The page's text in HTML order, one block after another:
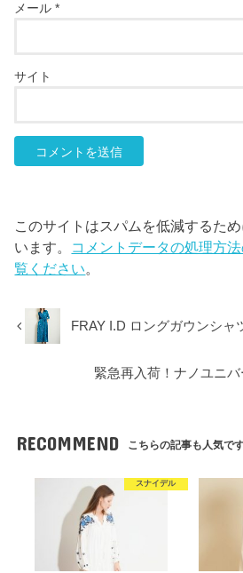
メール*
サイト
このサイトはスパムを低減するた
います。 コメントデータの処理方
覧ください。
FRAY I.D ロングガウンシャ
緊急再入荷！ナノユニ
RECOMMEND こちらの記事も人気です
スナイデル